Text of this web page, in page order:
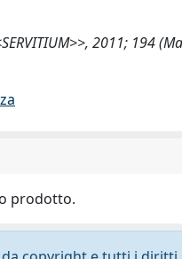
2011; 194
prodotto.